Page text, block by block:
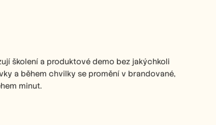
školení a produktové demo bez jakýchkoli
a během chvilky se promění v brandované,
minut.​